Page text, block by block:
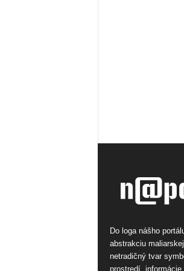
Do loga nášho
abstrakciu
netradičný tvar
prostredí,